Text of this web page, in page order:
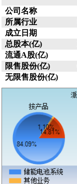
公司名称
所属行业
成立日期
总股本(亿)
流通A股(亿)
限售股份(亿)
无限售股份(亿)